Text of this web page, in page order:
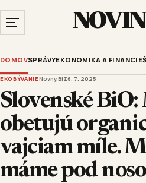
DOMOVSPRÁVYEKONOMIKA A FINANCIE
EKOBÝVANIENovny.BIZ6. 7. 2025
Slovenské
obetujú
vajciam míle.
máme pod